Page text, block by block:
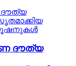
ദൗത്യ